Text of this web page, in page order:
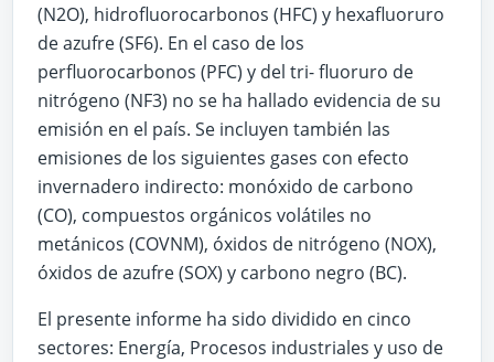
(N2O), hidrofluorocarbonos (HFC) y hexafluoruro
de azufre (SF6). En el caso de los
perfluorocarbonos (PFC) y del tri- fluoruro de
nitrógeno (NF3) no se ha hallado evidencia de su
emisión en el país. Se incluyen también las
emisiones de los siguientes gases con efecto
invernadero indirecto: monóxido de carbono
(CO), compuestos orgánicos volátiles no
metánicos (COVNM), óxidos de nitrógeno (NOX),
óxidos de azufre (SOX) y carbono negro (BC).
El presente informe ha sido dividido en cinco
sectores: Energía, Procesos industriales y uso de